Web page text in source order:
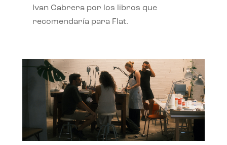
Ivan Cabrera por los libros que
recomendaría para Flat.